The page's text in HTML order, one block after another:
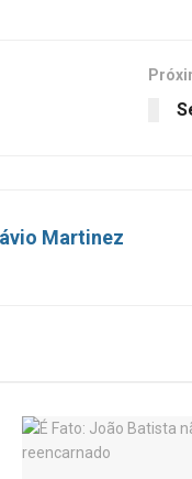
Martinez